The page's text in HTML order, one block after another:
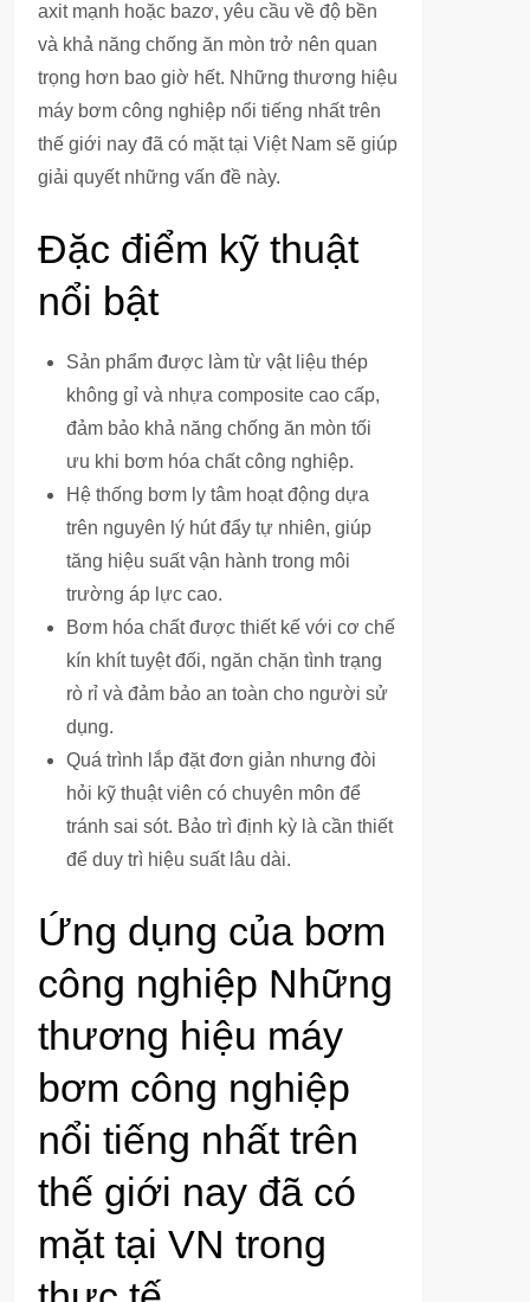
axit mạnh hoặc bazơ, yêu cầu về độ bền
và khả năng chống ăn mòn trở nên quan
trọng hơn bao giờ hết. Những thương hiệu
máy bơm công nghiệp nổi tiếng nhất trên
thế giới nay đã có mặt tại Việt Nam sẽ giúp
giải quyết những vấn đề này.
Đặc điểm kỹ thuật
nổi bật
Sản phẩm được làm từ vật liệu thép
không gỉ và nhựa composite cao cấp,
đảm bảo khả năng chống ăn mòn tối
ưu khi bơm hóa chất công nghiệp.
Hệ thống bơm ly tâm hoạt động dựa
trên nguyên lý hút đẩy tự nhiên, giúp
tăng hiệu suất vận hành trong môi
trường áp lực cao.
Bơm hóa chất được thiết kế với cơ chế
kín khít tuyệt đối, ngăn chặn tình trạng
rò rỉ và đảm bảo an toàn cho người sử
dụng.
Quá trình lắp đặt đơn giản nhưng đòi
hỏi kỹ thuật viên có chuyên môn để
tránh sai sót. Bảo trì định kỳ là cần thiết
để duy trì hiệu suất lâu dài.
Ứng dụng của bơm
công nghiệp Những
thương hiệu máy
bơm công nghiệp
nổi tiếng nhất trên
thế giới nay đã có
mặt tại VN trong